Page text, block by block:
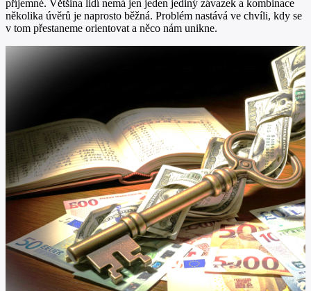
příjemné. Většina lidí nemá jen jeden jediný závazek a kombinace
několika úvěrů je naprosto běžná. Problém nastává ve chvíli, kdy se
v tom přestaneme orientovat a něco nám unikne.